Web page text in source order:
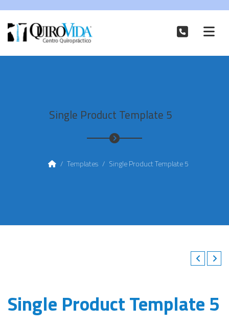
Single Product Template 5
/ Templates / Single Product Template 5
Single Product Template 5